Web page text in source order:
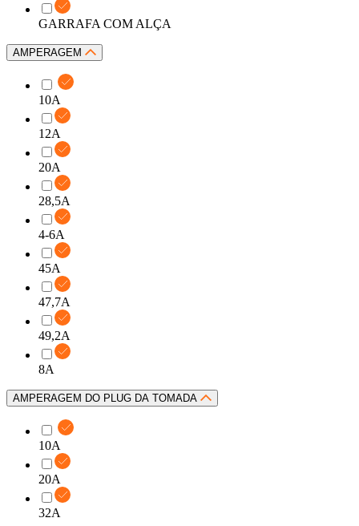
GARRAFA COM ALÇA
AMPERAGEM
10A
12A
20A
28,5A
4-6A
45A
47,7A
49,2A
8A
AMPERAGEM DO PLUG DA TOMADA
10A
20A
32A